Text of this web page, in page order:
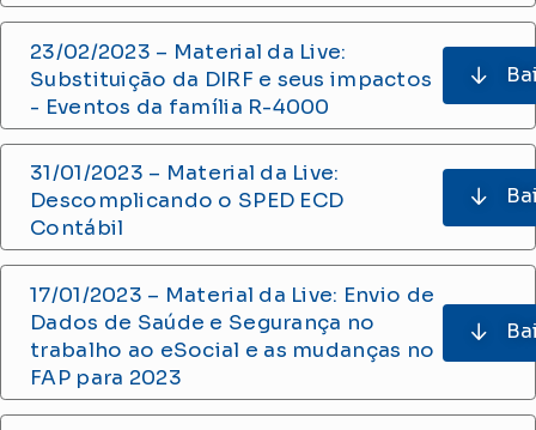
23/02/2023 – Material da Live:
Substituição da DIRF e seus impactos
- Eventos da família R-4000
31/01/2023 – Material da Live:
Descomplicando o SPED ECD
Contábil
17/01/2023 – Material da Live: Envio de
Dados de Saúde e Segurança no
trabalho ao eSocial e as mudanças no
FAP para 2023